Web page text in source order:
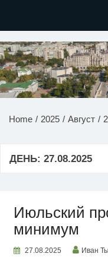
НОВОСТИ
Home 2025 Август
ДЕНЬ: 27.08.2025
Июльский
минимум
27.08.2025 Иван